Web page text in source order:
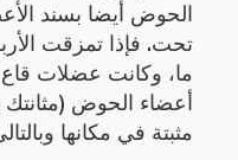
الحوض أيضا بسند
تحت. فإذا تمزقت
ما، وكانت عضلات
أعضاء الحوض
مثبتة في مكانها